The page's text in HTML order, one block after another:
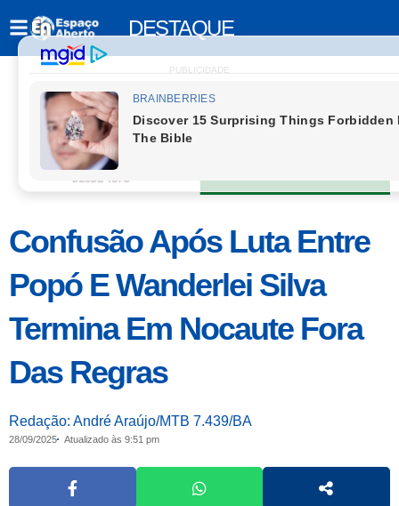
DESTAQUE
PUBLICIDADE
Confusão Após Luta Entre
Popó E Wanderlei Silva
Termina Em Nocaute Fora
Das Regras
Redação: André Araújo/MTB 7.439/BA
28/09/2025 Atualizado às 9:51 pm